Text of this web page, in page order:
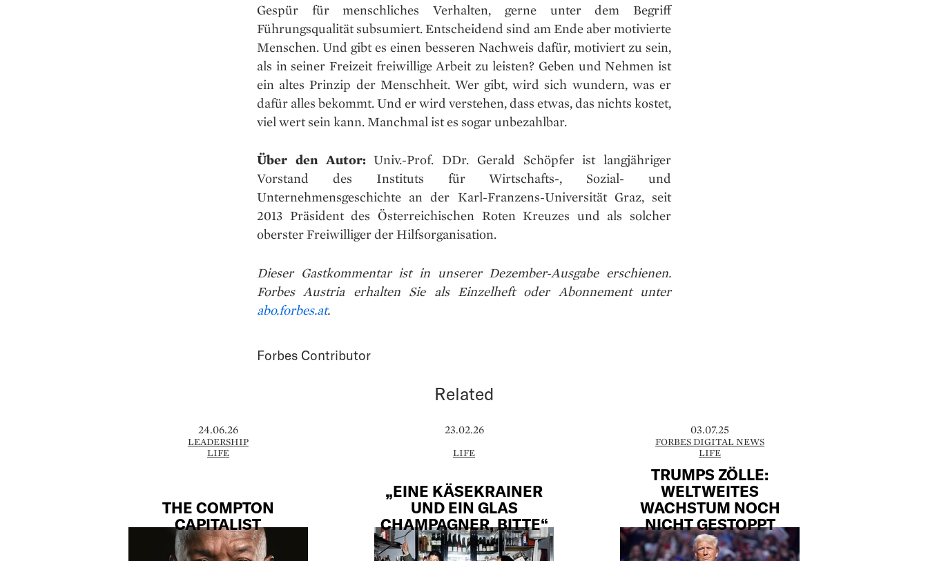
Gespür für menschliches Verhalten, gerne unter dem Begriff
Führungsqualität subsumiert. Entscheidend sind am Ende aber motivierte
Menschen. Und gibt es einen besseren Nachweis dafür, motiviert zu sein,
als in seiner Freizeit freiwillige Arbeit zu leisten? Geben und Nehmen ist
ein altes Prinzip der Menschheit. Wer gibt, wird sich wundern, was er
dafür alles bekommt. Und er wird verstehen, dass etwas, das nichts kostet,
viel wert sein kann. Manchmal ist es sogar unbezahlbar.
Über den Autor:Univ.-Prof. DDr. Gerald Schöpfer ist langjähriger
Vorstand des Instituts für Wirtschafts-, Sozial- und
Unternehmensgeschichte an der Karl-Franzens-Universität Graz, seit
2013 Präsident des Österreichischen Roten Kreuzes und als solcher
oberster Freiwilliger der Hilfsorganisation.
Dieser Gastkommentar ist in unserer Dezember-Ausgabe erschienen.
Forbes Austria erhalten Sie als Einzelheft oder Abonnement unter
abo.forbes.at.
Forbes Contributor
Related
24.06.26
LEADERSHIP
LIFE
THE COMPTON
CAPITALIST
23.02.26
LIFE
„EINE KÄSEKRAINER
UND EIN GLAS
CHAMPAGNER, BITTE“
03.07.25
FORBES DIGITAL NEWS
LIFE
TRUMPS ZÖLLE:
WELTWEITES
WACHSTUM NOCH
NICHT GESTOPPT